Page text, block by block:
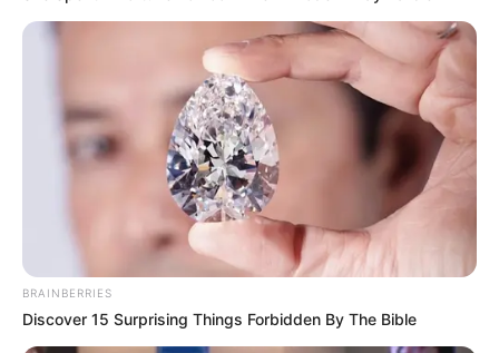
BRAINBERRIES
Discover 15 Surprising Things Forbidden By The Bible